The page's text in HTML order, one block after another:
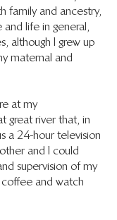
family and ancestry,
life in general,
although I grew up
maternal and
at my
great river that, in
a 24-hour television
and I could
supervision of my
and watch